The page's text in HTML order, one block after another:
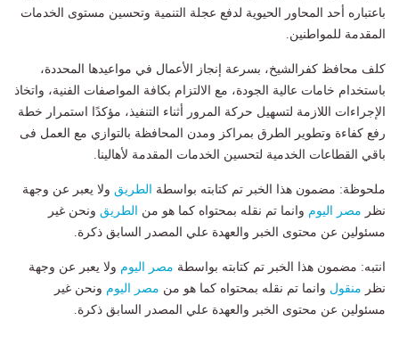
باعتباره أحد المحاور الحيوية لدفع عجلة التنمية وتحسين مستوى الخدمات
المقدمة للمواطنين.
كلف محافظ كفرالشيخ، بسرعة إنجاز الأعمال في مواعيدها المحددة،
باستخدام خامات عالية الجودة، مع الالتزام بكافة المواصفات الفنية، واتخاذ
الإجراءات اللازمة لتسهيل حركة المرور أثناء التنفيذ، مؤكدًا استمرار خطة
رفع كفاءة وتطوير الطرق بمراكز ومدن المحافظة بالتوازي مع العمل فى
باقي القطاعات الخدمية لتحسين الخدمات المقدمة لأهالينا.
ملحوظة: مضمون هذا الخبر تم كتابته بواسطة الطريق ولا يعبر عن وجهة
نظر مصر اليوم وانما تم نقله بمحتواه كما هو من الطريق ونحن غير
مسئولين عن محتوى الخبر والعهدة علي المصدر السابق ذكرة.
انتبه: مضمون هذا الخبر تم كتابته بواسطة مصر اليوم ولا يعبر عن وجهة
نظر منقول وانما تم نقله بمحتواه كما هو من مصر اليوم ونحن غير
مسئولين عن محتوى الخبر والعهدة علي المصدر السابق ذكرة.